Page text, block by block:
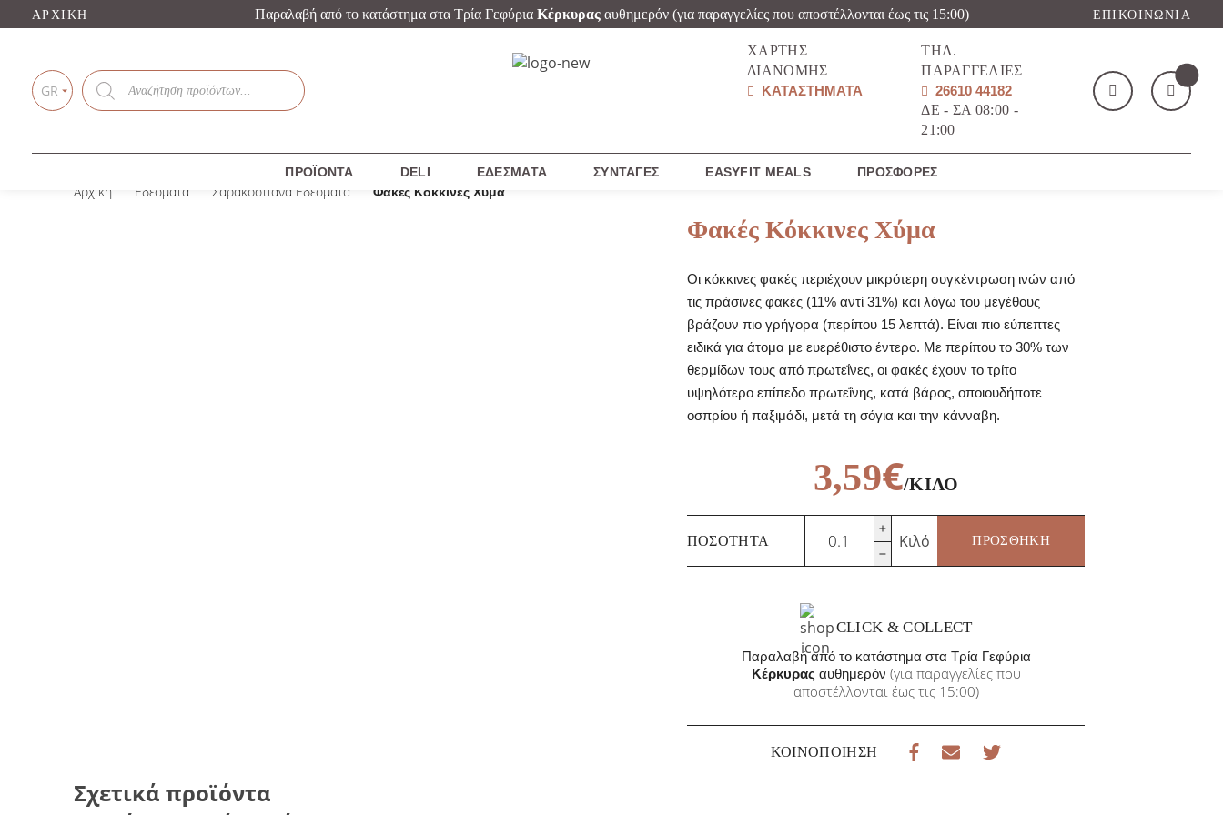
ΑΡΧΙΚΉ Παραλαβή από το κατάστημα στα Τρία Γεφύρια Κέρκυραςαυθημερόν (για παραγγελίες που αποστέλλονται έως τις 15:00) ΕΠΙΚΟΙΝΩΝΊΑ
GR
Products
search
ΧΆΡΤΗΣ
ΔΙΑΝΟΜΉΣ
ΚΑΤΑΣΤΉΜΑΤΑ
ΤΗΛ.
ΠΑΡΑΓΓΕΛΊΕΣ
26610 44182
ΔΕ - ΣΑ 08:00 -
21:00
Το καλάθι μου
ΑΓΌΡΑΣΕ ΤΏΡΑ
ΠΡΟΪΌΝΤΑ DELI ΕΔΈΣΜΑΤΑ ΣΥΝΤΑΓΈΣ EASYFIT MEALS ΠΡΟΣΦΟΡΈΣ
Αρχική Εδέσματα Σαρακοστιανά Εδέσματα Φακές Κόκκινες Χύμα
Φακές Κόκκινες Χύμα
Οι κόκκινες φακές περιέχουν μικρότερη συγκέντρωση ινών από
τις πράσινες φακές (11% αντί 31%) και λόγω του μεγέθους
βράζουν πιο γρήγορα (περίπου 15 λεπτά). Είναι πιο εύπεπτες
ειδικά για άτομα με ευερέθιστο έντερο. Με περίπου το 30% των
θερμίδων τους από πρωτεΐνες, οι φακές έχουν το τρίτο
υψηλότερο επίπεδο πρωτεΐνης, κατά βάρος, οποιουδήποτε
οσπρίου ή παξιμάδι, μετά τη σόγια και την κάνναβη.
3,59€/ΚΙΛΌ
ΠΟΣΌΤΗΤΑ
Κόκκινες
Χύμα
Κιλό ΠΡΟΣΘΉΚΗ
CLICK & COLLECT
Παραλαβή από το κατάστημα στα Τρία Γεφύρια
Κέρκυρας αυθημερόν (για παραγγελίες που
αποστέλλονται έως τις 15:00)
ΚΟΙΝΟΠΟΊΗΣΗ
Σχετικά προϊόντα